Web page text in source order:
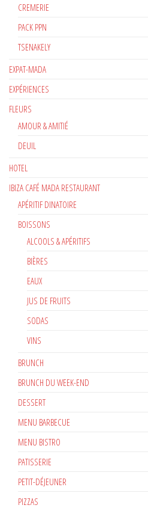
CREMERIE
PACK PPN
TSENAKELY
EXPAT-MADA
EXPÉRIENCES
FLEURS
AMOUR & AMITIÉ
DEUIL
HOTEL
IBIZA CAFÉ MADA RESTAURANT
APÉRITIF DINATOIRE
BOISSONS
ALCOOLS & APÉRITIFS
BIÈRES
EAUX
JUS DE FRUITS
SODAS
VINS
BRUNCH
BRUNCH DU WEEK-END
DESSERT
MENU BARBECUE
MENU BISTRO
PATISSERIE
PETIT-DÉJEUNER
PIZZAS